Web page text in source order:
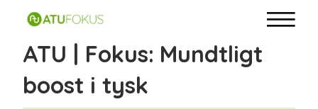
ATU | Fokus: Mundtligt
boost i tysk